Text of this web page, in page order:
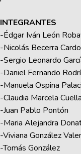
INTEGRANTES
-Édgar Iván León
-Nicolás Becerra
-Sergio Leonardo
-Daniel Fernando
-Manuela Ospina
-Claudia Marcela
-Juan Pablo Pontón
-Maria Alejandra
-Viviana González
-Tomás González